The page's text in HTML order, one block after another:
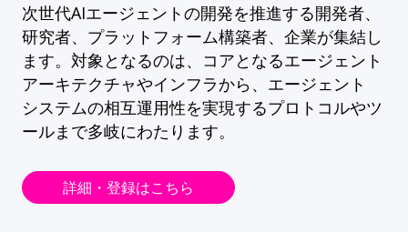
次世代AIエージェントの開発を推進する開発者、
研究者、プラットフォーム構築者、企業が集結し
ます。対象となるのは、コアとなるエージェント
アーキテクチャやインフラから、エージェント
システムの相互運用性を実現するプロトコルやツ
ールまで多岐にわたります。
詳細・登録はこちら